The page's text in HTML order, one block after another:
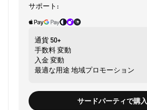
サポート:
通貨 50+
手数料変動
入金 変動
最適な用途 地域プロモーション
サードパーティで購入